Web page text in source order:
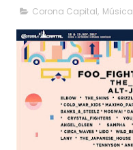
Corona Capital, Música